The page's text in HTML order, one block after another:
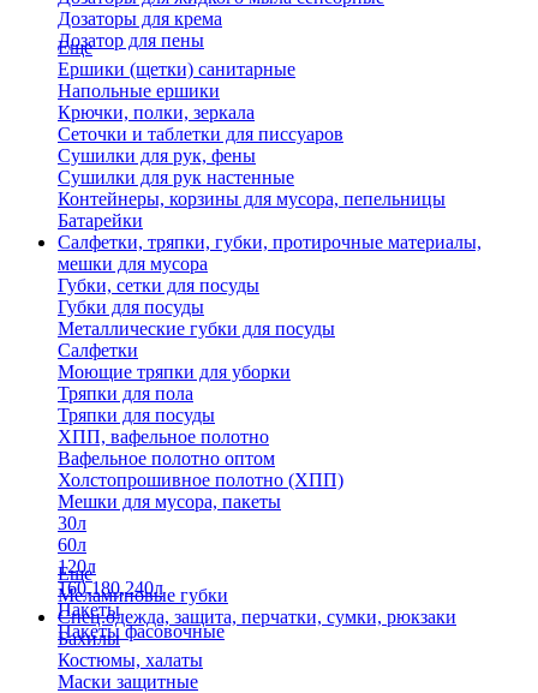
Дозаторы для крема
Дозатор для пены
Еще
Ершики (щетки) санитарные
Напольные ершики
Крючки, полки, зеркала
Сеточки и таблетки для писсуаров
Сушилки для рук, фены
Сушилки для рук настенные
Контейнеры, корзины для мусора, пепельницы
Батарейки
Салфетки, тряпки, губки, протирочные материалы,
мешки для мусора
Губки, сетки для посуды
Губки для посуды
Металлические губки для посуды
Салфетки
Моющие тряпки для уборки
Тряпки для пола
Тряпки для посуды
ХПП, вафельное полотно
Вафельное полотно оптом
Холстопрошивное полотно (ХПП)
Мешки для мусора, пакеты
30л
60л
120л
160,180,240л
Пакеты
Пакеты фасовочные
Еще
Меламиновые губки
Спец.одежда, защита, перчатки, сумки, рюкзаки
Бахилы
Костюмы, халаты
Маски защитные